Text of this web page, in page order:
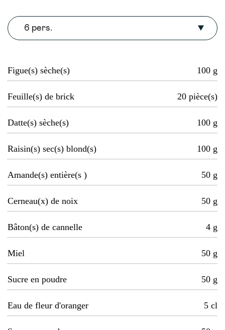
6 pers.
Figue(s) sèche(s) 100 g
Feuille(s) de brick 20 pièce(s)
Datte(s) sèche(s) 100 g
Raisin(s) sec(s) blond(s) 100 g
Amande(s) entière(s ) 50 g
Cerneau(x) de noix 50 g
Bâton(s) de cannelle 4 g
Miel 50 g
Sucre en poudre 50 g
Eau de fleur d'oranger 5 cl